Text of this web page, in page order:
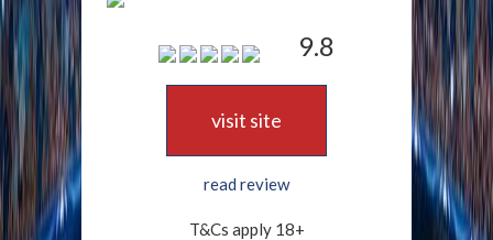
9.8
visit site
read review
T&Cs apply 18+